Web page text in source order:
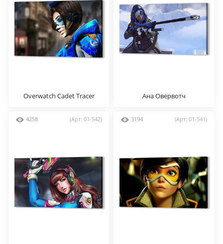
Overwatch Cadet Tracer Ана Овервотч
4258 (Арт: 01-542) 3194 (Арт: 01-541)